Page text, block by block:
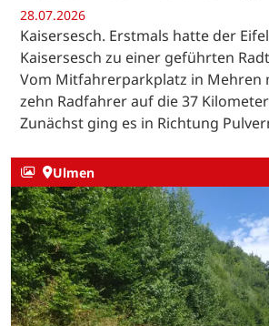
28.07.2026
Kaisersesch. Erstmals hatte der
Kaisersesch zu einer geführten
Vom Mitfahrerparkplatz in Mehren
zehn Radfahrer auf die 37
Zunächst ging es in Richtung
Ulmen